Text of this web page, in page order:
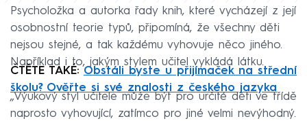
Psycholožka a autorka řady knih, které vycházejí z její
osobnostní teorie typů, připomíná, že všechny děti
nejsou stejné, a tak každému vyhovuje něco jiného.
Například i to, jakým stylem učitel vykládá látku.
ČTĚTE TAKÉ: Obstáli byste u přijímaček na střední
školu? Ověřte si své znalosti z českého jazyka
„Výukový styl učitele může být pro určité děti ve třídě
naprosto vyhovující, zatímco pro jiné velmi nevýhodný.